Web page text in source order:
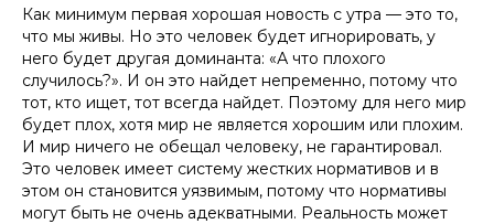
Как минимум первая хорошая новость с утра — это то,
что мы живы. Но это человек будет игнорировать, у
него будет другая доминанта: «А что плохого
случилось?». И он это найдет непременно, потому что
тот, кто ищет, тот всегда найдет. Поэтому для него мир
будет плох, хотя мир не является хорошим или плохим.
И мир ничего не обещал человеку, не гарантировал.
Это человек имеет систему жестких нормативов и в
этом он становится уязвимым, потому что нормативы
могут быть не очень адекватными. Реальность может